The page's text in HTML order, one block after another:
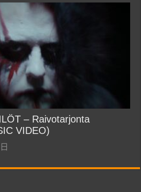
– Raivotarjonta
VIDEO)